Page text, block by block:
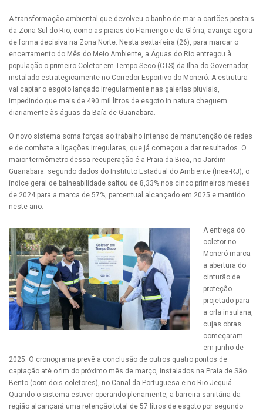
A transformação ambiental que devolveu o banho de mar a cartões-postais
da Zona Sul do Rio, como as praias do Flamengo e da Glória, avança agora
de forma decisiva na Zona Norte. Nesta sexta-feira (26), para marcar o
encerramento do Mês do Meio Ambiente, a Águas do Rio entregou à
população o primeiro Coletor em Tempo Seco (CTS) da Ilha do Governador,
instalado estrategicamente no Corredor Esportivo do Moneró. A estrutura
vai captar o esgoto lançado irregularmente nas galerias pluviais,
impedindo que mais de 490 mil litros de esgoto in natura cheguem
diariamente às águas da Baía de Guanabara.
O novo sistema soma forças ao trabalho intenso de manutenção de redes
e de combate a ligações irregulares, que já começou a dar resultados. O
maior termômetro dessa recuperação é a Praia da Bica, no Jardim
Guanabara: segundo dados do Instituto Estadual do Ambiente (Inea-RJ), o
índice geral de balneabilidade saltou de 8,33% nos cinco primeiros meses
de 2024 para a marca de 57%, percentual alcançado em 2025 e mantido
neste ano.
A entrega do
coletor no
Moneró marca
a abertura do
cinturão de
proteção
projetado para
a orla insulana,
cujas obras
começaram
em junho de
2025. O cronograma prevê a conclusão de outros quatro pontos de
captação até o fim do próximo mês de março, instalados na Praia de São
Bento (com dois coletores), no Canal da Portuguesa e no Rio Jequiá.
Quando o sistema estiver operando plenamente, a barreira sanitária da
região alcançará uma retenção total de 57 litros de esgoto por segundo.